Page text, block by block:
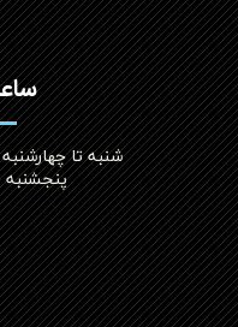
شنبه تا چهارشنبه ساعت
پنجشنبه ۸:۳۰ الی ۱۲:۳۰​​​​​​​